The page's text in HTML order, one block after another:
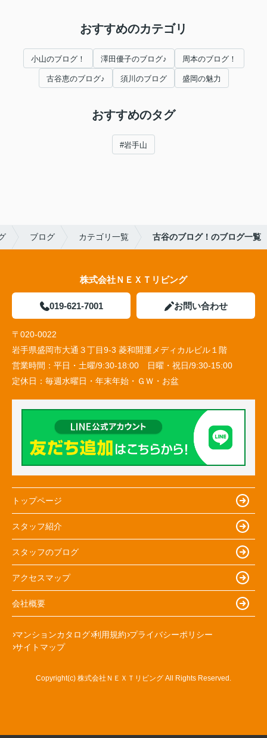
おすすめのカテゴリ
小山のブログ！ 澤田優子のブログ♪ 周本のブログ！
古谷恵のブログ♪ 須川のブログ 盛岡の魅力
おすすめのタグ
#岩手山
ブログ カテゴリ一覧 古谷のブログ！のブログ一覧
株式会社ＮＥＸＴリビング
019-621-7001 お問い合わせ
〒020-0022
岩手県盛岡市大通３丁目9-3 菱和開運メディカルビル１階
営業時間： 平日・土曜/9:30-18:00 日曜・祝日/9:30-15:00
定休日： 毎週水曜日・年末年始・ＧＷ・お盆
トップページ
スタッフ紹介
スタッフのブログ
アクセスマップ
会社概要
マンションカタログ 利用規約 プライバシーポリシー
サイトマップ
Copyright(c) 株式会社ＮＥＸＴリビング All Rights Reserved.